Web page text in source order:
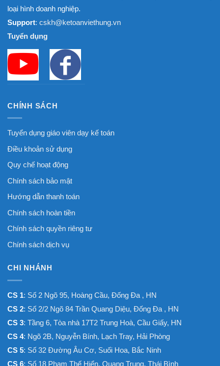
loại hình doanh nghiệp.
Support: cskh@ketoanviethung.vn
Tuyển dụng
CHÍNH SÁCH
Tuyển dụng giáo viên dạy kế toán
Điều khoản sử dụng
Quy chế hoạt động
Chính sách bảo mật
Hướng dẫn thanh toán
Chính sách hoàn tiền
Chính sách quyền riêng tư
Chính sách dịch vụ
CHI NHÁNH
CS 1: Số 2 Ngõ 95, Hoàng Cầu, Đống Đa , HN
CS 2: Số 2/2 Ngõ 84 Trần Quang Diệu, Đống Đa , HN
CS 3: Tầng 6, Tòa nhà 17T2 Trung Hoà, Cầu Giấy, HN
CS 4: Ngõ 2B, Nguyễn Bính, Lạch Tray, Hải Phòng
CS 5: Số 32 Đường Âu Cơ, Suối Hoa, Bắc Ninh
CS 6: Số 18 Phạm Thế Hiển, Quang Trung, Thái Bình